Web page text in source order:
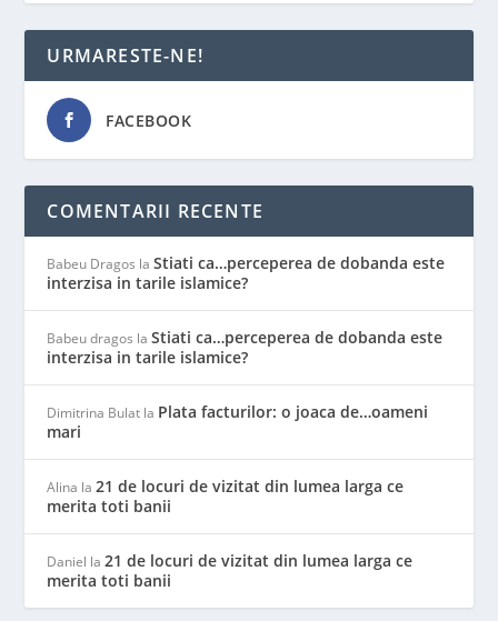
URMARESTE-NE!
FACEBOOK
COMENTARII RECENTE
Babeu Dragos laStiati ca…perceperea de dobanda este
interzisa in tarile islamice?
Babeu dragos laStiati ca…perceperea de dobanda este
interzisa in tarile islamice?
Dimitrina Bulat la Plata facturilor: o joaca de…oameni
mari
Alina la21 de locuri de vizitat din lumea larga ce
merita toti banii
Daniel la21 de locuri de vizitat din lumea larga ce
merita toti banii